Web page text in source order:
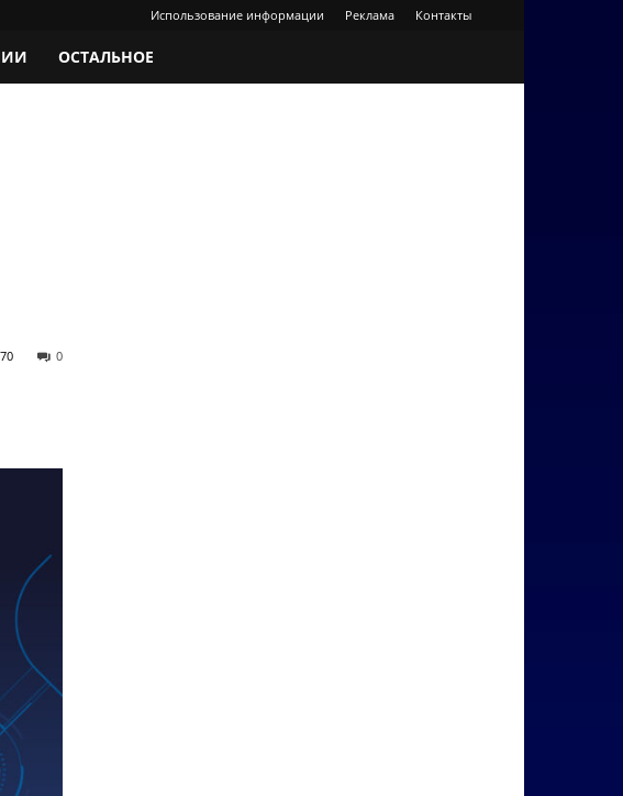
Использование информации Реклама Контакты
ОСТАЛЬНОЕ
0